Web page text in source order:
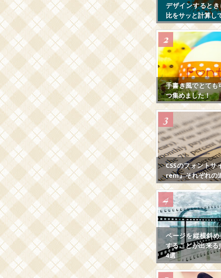
デザインすると
比をサッと計算し
手書き風でとても
つ集めました！
CSSのフォント
rem』それぞれの
ページを縦横斜
することが出来
4選